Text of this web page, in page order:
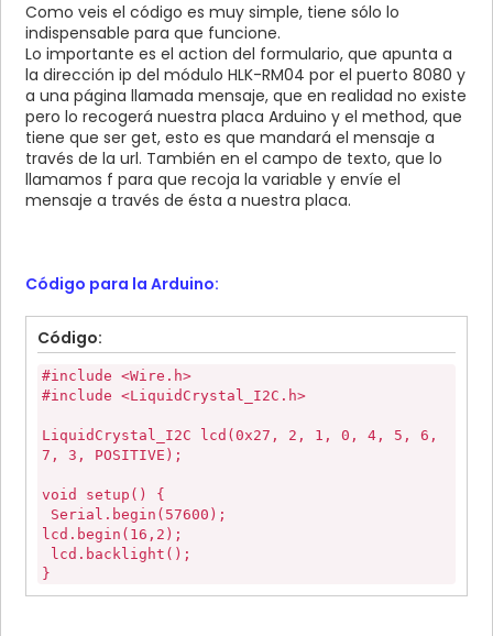
<input type="submit" value="Submit">
</form>
</body>
</html>
Como veis el código es muy simple, tiene sólo lo
indispensable para que funcione.
Lo importante es el action del formulario, que apunta a
la dirección ip del módulo HLK-RM04 por el puerto 8080 y
a una página llamada mensaje, que en realidad no existe
pero lo recogerá nuestra placa Arduino y el method, que
tiene que ser get, esto es que mandará el mensaje a
través de la url. También en el campo de texto, que lo
llamamos f para que recoja la variable y envíe el
mensaje a través de ésta a nuestra placa.
Código para la Arduino:
Código:
#include <Wire.h>
#include <LiquidCrystal_I2C.h>
LiquidCrystal_I2C lcd(0x27, 2, 1, 0, 4, 5, 6,
7, 3, POSITIVE);
void setup() {
Serial.begin(57600);
lcd.begin(16,2);
lcd.backlight();
}